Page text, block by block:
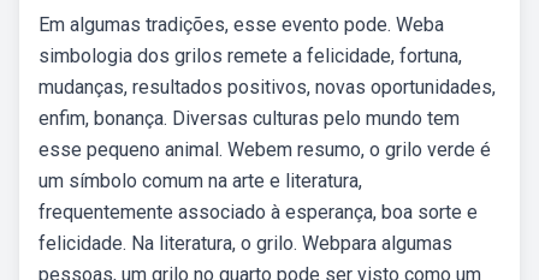
Em algumas tradições, esse evento pode. Weba
simbologia dos grilos remete a felicidade, fortuna,
mudanças, resultados positivos, novas oportunidades,
enfim, bonança. Diversas culturas pelo mundo tem
esse pequeno animal. Webem resumo, o grilo verde é
um símbolo comum na arte e literatura,
frequentemente associado à esperança, boa sorte e
felicidade. Na literatura, o grilo. Webpara algumas
pessoas, um grilo no quarto pode ser visto como um